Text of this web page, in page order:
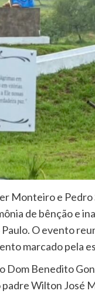
Monteiro e
de bênção e
O evento
marcado pela
Benedito
Wilton José